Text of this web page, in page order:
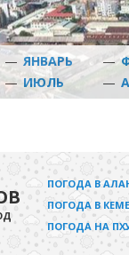
— ЯНВАРЬ —
— ИЮЛЬ —
ПОГОДА В
ПОГОДА В
ПОГОДА НА